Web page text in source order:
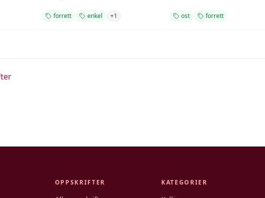
forrett enkel +1 ost forrett
OPPSKRIFTER KATEGORIER